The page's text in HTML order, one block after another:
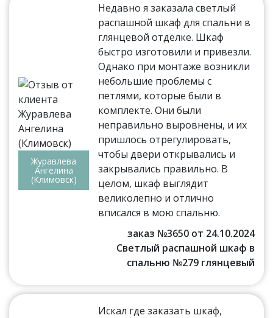
Журавлева
Ангелина
(Климовск)
Недавно я заказала светлый
распашной шкаф для спальни в
глянцевой отделке. Шкаф
быстро изготовили и привезли.
Однако при монтаже возникли
небольшие проблемы с
петлями, которые были в
комплекте. Они были
неправильно выровнены, и их
пришлось отрегулировать,
чтобы двери открывались и
закрывались правильно. В
целом, шкаф выглядит
великолепно и отлично
вписался в мою спальню.
заказ №3650 от 24.10.2024
Светлый распашной шкаф в
спальню №279 глянцевый
Искал где заказать шкаф,